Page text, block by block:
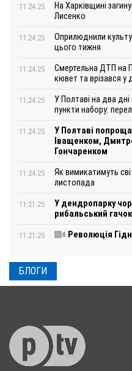
11.24.25
На Харківщині
Лисенко
11.24.25
Оприлюднили
цього тижня
11.24.25
Смертельна ДТП на
кювет та врізався у
11.24.25
У Полтаві на два
пункти набору:
11.24.25
У Полтаві
Іващенком,
Гончаренком
11.24.25
Як вимикатимуть
листопада
11.21.25
У дендропарку
рибальський гачок
11.21.25 Революція
БЛОГИ